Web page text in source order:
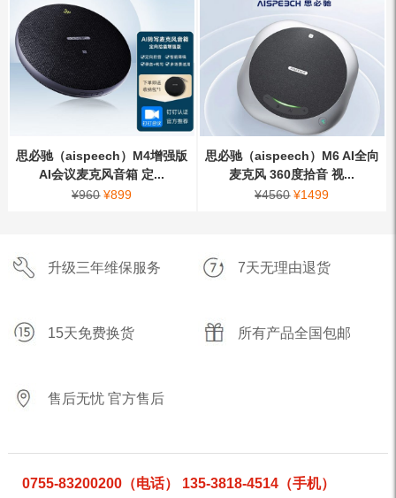
思必驰（aispeech）M4增强版
AI会议麦克风音箱 定...
¥960 ¥899
思必驰（aispeech）M6 AI全向
麦克风 360度拾音 视...
¥4560 ¥1499
升级三年维保服务 7天无理由退货
15天免费换货 所有产品全国包邮
售后无忧 官方售后
0755-83200200（电话） 135-3818-4514（手机）